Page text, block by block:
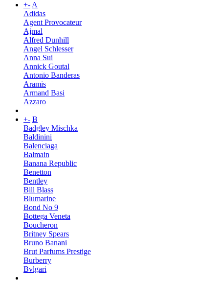
+-A
Adidas
Agent Provocateur
Ajmal
Alfred Dunhill
Angel Schlesser
Anna Sui
Annick Goutal
Antonio Banderas
Aramis
Armand Basi
Azzaro
+- B
Badgley Mischka
Baldinini
Balenciaga
Balmain
Banana Republic
Benetton
Bentley
Bill Blass
Blumarine
Bond No 9
Bottega Veneta
Boucheron
Britney Spears
Bruno Banani
Brut Parfums Prestige
Burberry
Bvlgari